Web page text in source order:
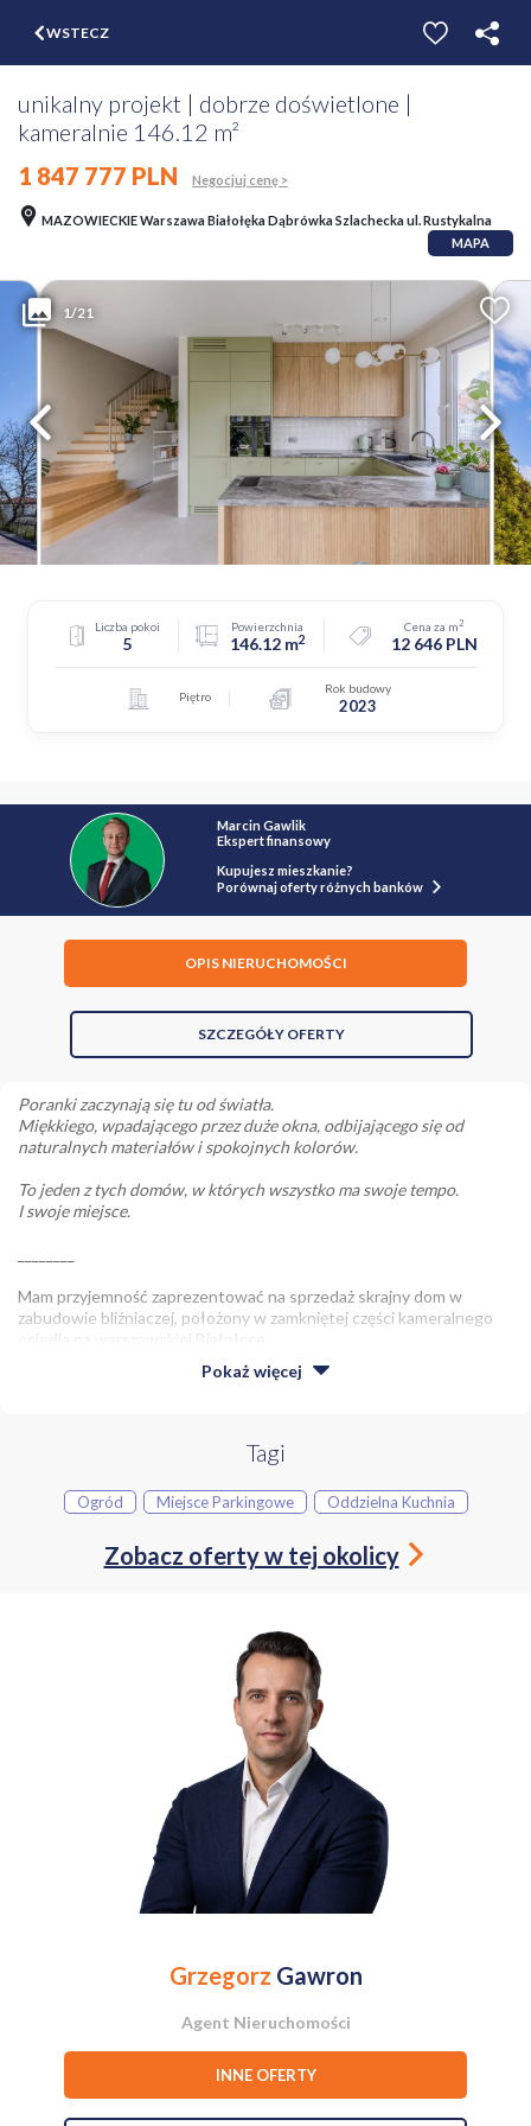
WSTECZ
unikalny projekt | dobrze doświetlone |
kameralnie 146.12 m²
1 847 777 PLN
Negocjuj cenę >
MAZOWIECKIE Warszawa Białołęka Dąbrówka Szlachecka ul. Rustykalna
MAPA
1/21
Liczba pokoi
5
Powierzchnia
146.12 m2
Cena za m2
12 646 PLN
Piętro
Rok budowy
2023
Marcin Gawlik
Ekspert finansowy
Kupujesz mieszkanie?
Porównaj oferty różnych banków
OPIS NIERUCHOMOŚCI
SZCZEGÓŁY OFERTY
Poranki zaczynają się tu od światła.
Miękkiego, wpadającego przez duże okna, odbijającego się od
naturalnych materiałów i spokojnych kolorów.
To jeden z tych domów, w których wszystko ma swoje tempo.
I swoje miejsce.
Mam przyjemność zaprezentować na sprzedaż skrajny dom w
zabudowie bliźniaczej, położony w zamkniętej części kameralnego
osiedla na warszawskiej Białołęce.
Dom oferuje 146,12 m² powierzchni użytkowej (w tym garaż) oraz
powierzchnia: 146,12 m²
ogród: ok. 96 m²
zamknięta, kameralna część osiedla (8 lokali)
garaż + miejsce postojowe
wykończenie w wysokim standardzie według projektu
naturalne materiały (drewno, kamień)
doskonała lokalizacja
UKŁAD POMIESZCZEŃ
salon z dużymi przeszkleniami i wyjściem do ogrodu
toaleta
Pokaż więcej
Tagi
Ogród Miejsce Parkingowe Oddzielna Kuchnia
Zobacz oferty w tej okolicy
Grzegorz Gawron
Agent Nieruchomości
INNE OFERTY